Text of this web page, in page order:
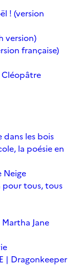
! (version
version)
française)
Cléopâtre
dans les bois
la poésie en
Neige
pour tous, tous
Jane
| Dragonkeeper